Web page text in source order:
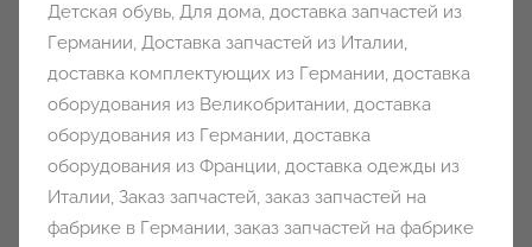
Детская обувь, Для дома, доставка запчастей из
Германии, Доставка запчастей из Италии,
доставка комплектующих из Германии, доставка
оборудования из Великобритании, доставка
оборудования из Германии, доставка
оборудования из Франции, доставка одежды из
Италии, Заказ запчастей, заказ запчастей на
фабрике в Германии, заказ запчастей на фабрике